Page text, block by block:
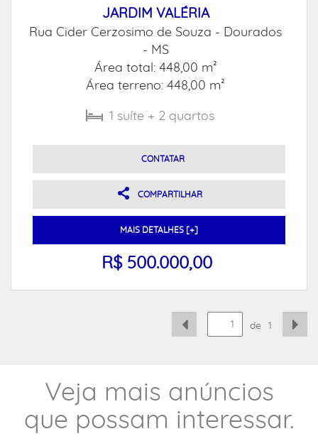
JARDIM VALÉRIA
Rua Cider Cerzosimo de Souza - Dourados
- MS
Área total: 448,00 m²
Área terreno: 448,00 m²
1 suíte + 2 quartos
CONTATAR
COMPARTILHAR
MAIS DETALHES [+]
R$ 500.000,00
de 1
Veja mais anúncios
que possam interessar.